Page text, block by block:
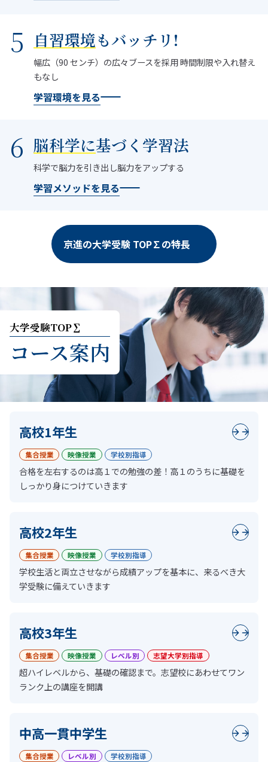
自習環境もバッチリ!
幅広（90 センチ）の広々ブースを採用 時間制限や入れ替え
もなし
学習環境を見る
脳科学に基づく学習法
科学で脳力を引き出し脳力をアップする
学習メソッドを見る
京進の大学受験 TOP∑の特長
大学受験TOP∑
コース案内
大学受験トップシグマ コース案内
高校1年生
集合授業 映像授業 学校別指導
合格を左右するのは高１での勉強の差！高１のうちに基礎を
しっかり身につけていきます
高校2年生
集合授業 映像授業 学校別指導
学校生活と両立させながら成績アップを基本に、来るべき大
学受験に備えていきます
高校3年生
集合授業 映像授業 レベル別 志望大学別指導
超ハイレベルから、基礎の確認まで。志望校にあわせてワン
ランク上の講座を開講
中高一貫中学生
集合授業 レベル別 学校別指導